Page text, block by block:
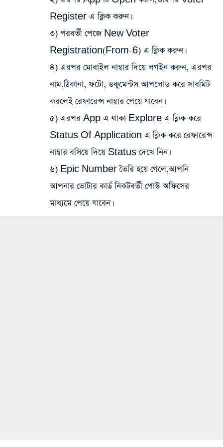
Register এ ক্লিক করুন।
৩) পরবর্তী পেজে New Voter
Registration(From-6) এ ক্লিক করুন।
৪) এরপর মোবাইল নাম্বার দিয়ে লগইন করুন, এরপর
নাম,ঠিকানা, ফটো, ডকুমেন্টস আপলোড করে সাবমিট
করলেই রেফারেন্স নাম্বার পেয়ে যাবেন।
৫) এরপর App এ থাকা Explore এ ক্লিক করে
Status Of Application এ ক্লিক করে রেফারেন্স
নাম্বার বসিয়ে দিয়ে Status দেখে নিন।
৬) Epic Number তৈরি হয়ে গেলে,আপনি
আপনার ভোটার কার্ড নিকটবর্তী পোস্ট অফিসের
মাধ্যমে পেয়ে যাবেন।